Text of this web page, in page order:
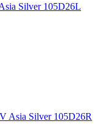
Silver 105D26L